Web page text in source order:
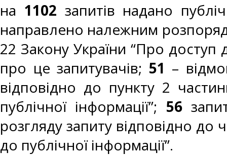
на 1102 запитів надано
направлено належним
22 Закону України “Про доступ
про це запитувачів; 51 –
відповідно до пункту 2
публічної інформації”; 56
розгляду запиту відповідно до
до публічної інформації”.